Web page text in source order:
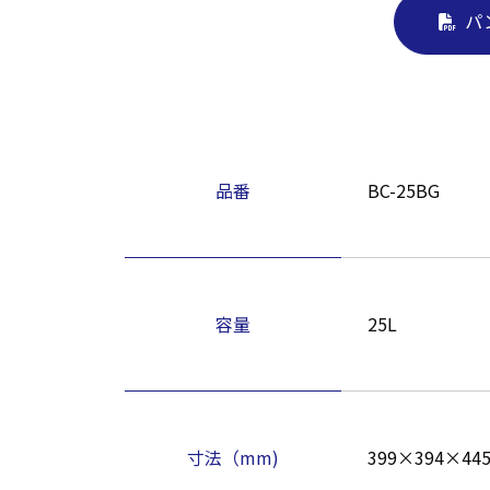
パ
品番 BC-25BG
容量 25L
寸法（mm) 399×394×445